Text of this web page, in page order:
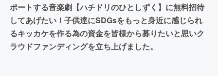
ポートする音楽劇【ハチドリのひとしずく】に無料招待
してあげたい！子供達にSDGsをもっと身近に感じられ
るキッカケを作る為の資金を皆様から募りたいと思いク
ラウドファンディングを立ち上げました。